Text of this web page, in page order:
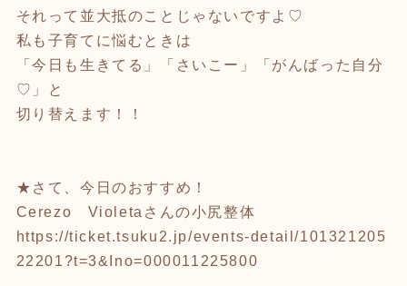
それって並大抵のことじゃないですよ♡
私も子育てに悩むときは
「今日も生きてる」「さいこー」「がんばった自分
♡」と
切り替えます！！
★さて、今日のおすすめ！
Cerezo Violetaさんの小尻整体
https://ticket.tsuku2.jp/events-detail/101321205
22201?t=3&Ino=000011225800